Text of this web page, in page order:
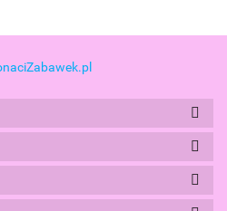
Boti